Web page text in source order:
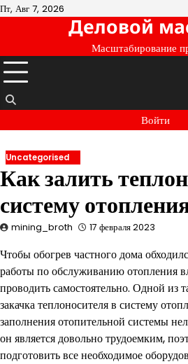
Перейти
Пт, Авг 7, 2026
Деловой
Масштабирование
Войти
Uncategorised
Как залить
систему
mining_broth 17 февраля 2023
Чтобы обогрев частного дома
работы по обслуживанию отопления
проводить самостоятельно. Одной из
закачка теплоносителя в систему
заполнения отопительной системы
он является довольно трудоемким,
подготовить все необходимое